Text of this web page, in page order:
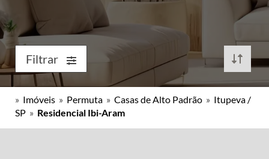
Filtrar
» Imóveis » Permuta » Casas de Alto Padrão » Itupeva /
SP » Residencial Ibi-Aram